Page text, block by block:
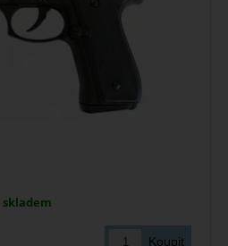
skladem